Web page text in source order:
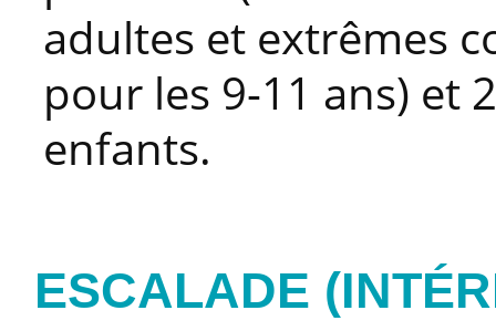
adultes et extrêmes
pour les 9-11 ans) et
enfants.
ESCALADE